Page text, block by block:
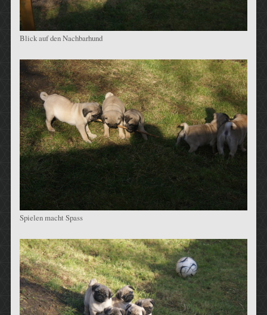
Blick auf den Nachbarhund
Spielen macht Spass